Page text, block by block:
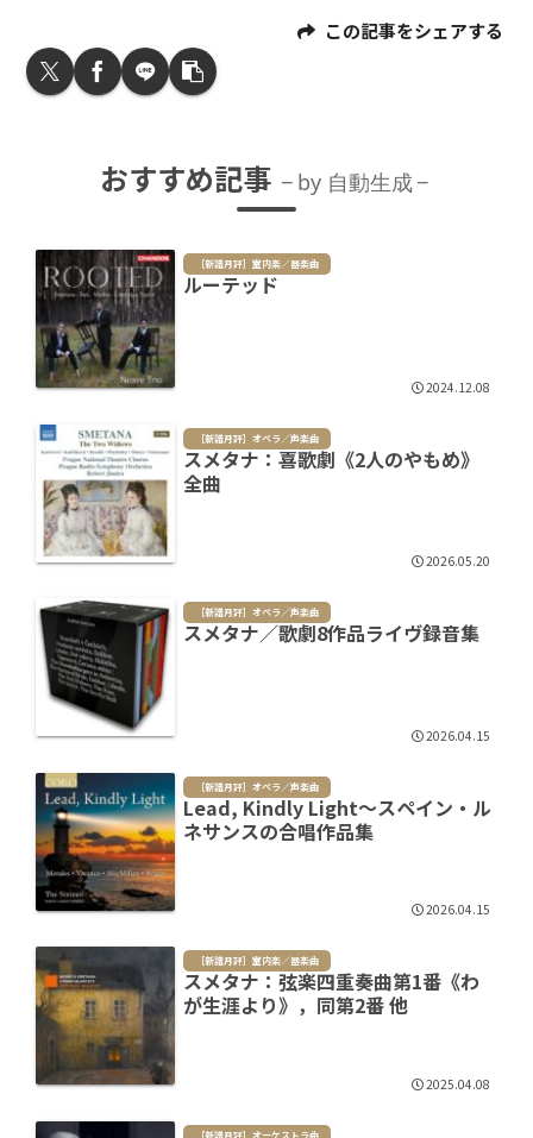
この記事をシェアする
おすすめ記事 by 自動生成
［新譜月評］室内楽／器楽曲
ルーテッド
2024.12.08
［新譜月評］オペラ／声楽曲
スメタナ：喜歌劇《2人のやもめ》
全曲
2026.05.20
［新譜月評］オペラ／声楽曲
スメタナ／歌劇8作品ライヴ録音集
2026.04.15
［新譜月評］オペラ／声楽曲
Lead, Kindly Light～スペイン・ル
ネサンスの合唱作品集
2026.04.15
［新譜月評］室内楽／器楽曲
スメタナ：弦楽四重奏曲第1番《わ
が生涯より》，同第2番 他
2025.04.08
［新譜月評］オーケストラ曲